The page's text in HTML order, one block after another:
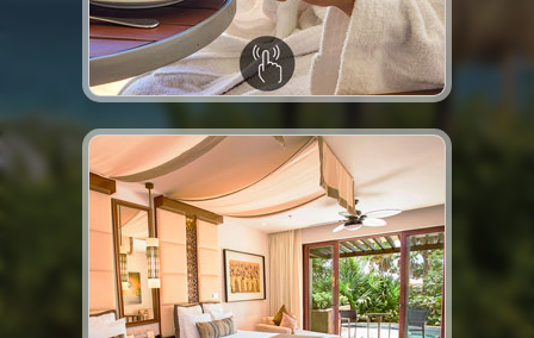
Experiencia
exclusiva
Acceso ilimitado a una variedad de
opciones gastronómicas gourmet a
la carta sin necesidad de reservar,